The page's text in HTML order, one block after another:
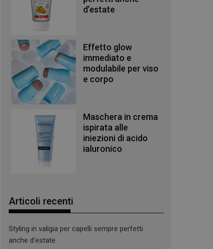
d’estate
Effetto glow
immediato e
modulabile per viso
e corpo
Maschera in crema
ispirata alle
iniezioni di acido
ialuronico
Articoli recenti
Styling in valigia per capelli sempre perfetti
anche d’estate